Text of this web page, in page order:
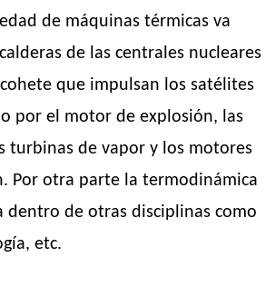
de máquinas térmicas va
de las centrales nucleares
que impulsan los satélites
por el motor de explosión, las
turbinas de vapor y los motores
Por otra parte la termodinámica
dentro de otras disciplinas como
etc.